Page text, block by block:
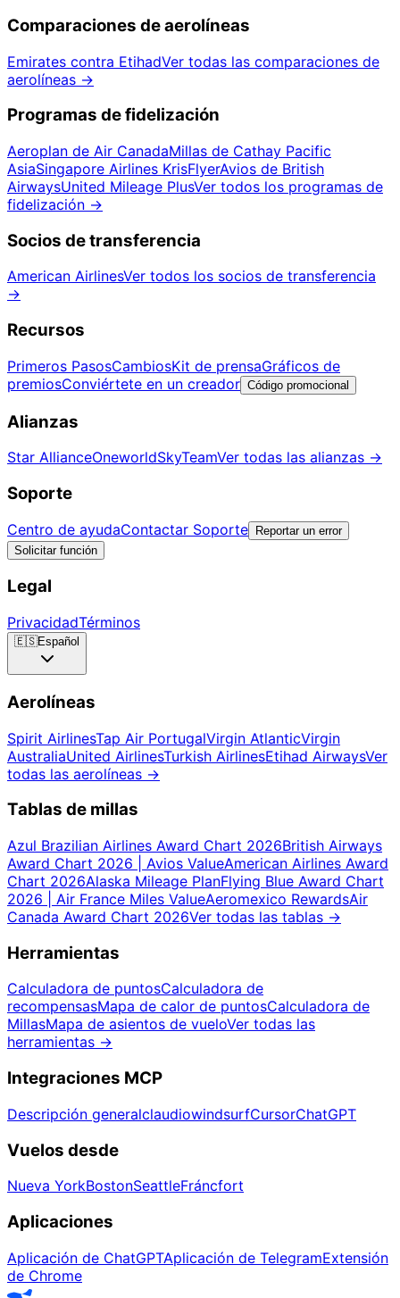
Comparaciones de aerolíneas
Emirates contra EtihadVer todas las comparaciones de
aerolíneas →
Programas de fidelización
Aeroplan de Air CanadaMillas de Cathay Pacific
AsiaSingapore Airlines KrisFlyerAvios de British
AirwaysUnited Mileage PlusVer todos los programas de
fidelización →
Socios de transferencia
American AirlinesVer todos los socios de transferencia
→
Recursos
Primeros PasosCambiosKit de prensaGráficos de
premiosConviértete en un creador Código promocional
Alianzas
Star AllianceOneworldSkyTeamVer todas las alianzas →
Soporte
Centro de ayudaContactar Soporte Reportar un error
Solicitar función
Legal
PrivacidadTérminos
🇪🇸Español
Aerolíneas
Spirit AirlinesTap Air PortugalVirgin AtlanticVirgin
AustraliaUnited AirlinesTurkish AirlinesEtihad AirwaysVer
todas las aerolíneas →
Tablas de millas
Azul Brazilian Airlines Award Chart 2026British Airways
Award Chart 2026 | Avios ValueAmerican Airlines Award
Chart 2026Alaska Mileage PlanFlying Blue Award Chart
2026 | Air France Miles ValueAeromexico RewardsAir
Canada Award Chart 2026Ver todas las tablas →
Herramientas
Calculadora de puntosCalculadora de
recompensasMapa de calor de puntosCalculadora de
MillasMapa de asientos de vueloVer todas las
herramientas →
Integraciones MCP
Descripción generalclaudiowindsurfCursorChatGPT
Vuelos desde
Nueva YorkBostonSeattleFráncfort
Aplicaciones
Aplicación de ChatGPTAplicación de TelegramExtensión
de Chrome